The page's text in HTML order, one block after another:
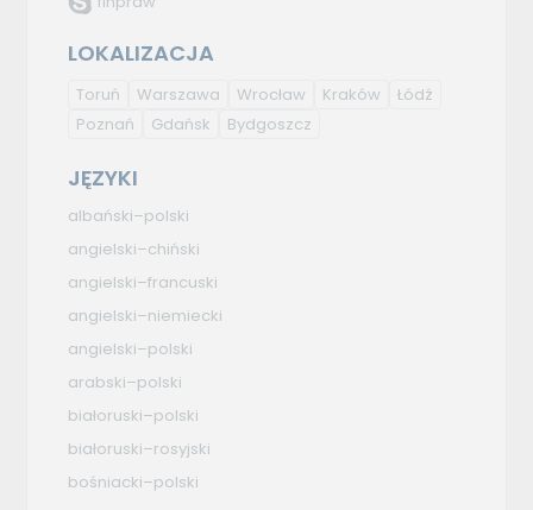
LOKALIZACJA
Toruń Warszawa Wrocław Kraków
Łódź
Poznań
Gdańsk Bydgoszcz
JĘZYKI
albański–polski
angielski–chiński
angielski–francuski
angielski–niemiecki
angielski–polski
arabski–polski
białoruski–polski
białoruski–rosyjski
bośniacki–polski